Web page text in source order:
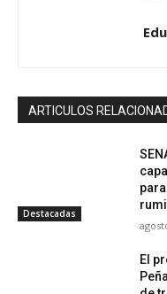
ARTICULOS
Destacadas
El